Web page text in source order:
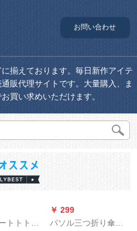
お問い合わせ
揃えております。毎日新作アイテ
販代理サイトです。大量購入、ま
買い求めいただけます。
トトトを
￥ 299
パソル三つ折り傘晴